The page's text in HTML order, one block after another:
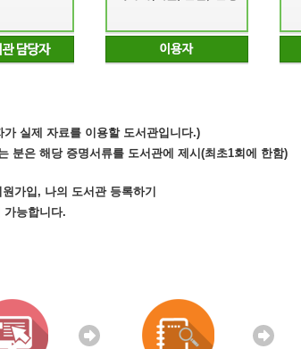
실제 자료를 이용할 도서관입니다.)
분은 해당 증명서류를 도서관에 제시(최초1회에 한함)
가입, 나의 도서관 등록하기
가능합니다.